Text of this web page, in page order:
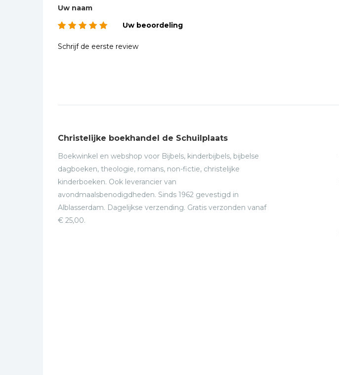
Politiek
Regio | Alblasserwaard
Romans
Uw naam
Uw beoordeling
Schrijf de eerste review
Christelijke boekhandel de Schuilplaats
Boekwinkel en webshop voor Bijbels, kinderbijbels, bijbelse
dagboeken, theologie, romans, non-fictie, christelijke
kinderboeken. Ook leverancier van
avondmaalsbenodigdheden. Sinds 1962 gevestigd in
Alblasserdam. Dagelijkse verzending. Gratis verzonden vanaf
€ 25,00.